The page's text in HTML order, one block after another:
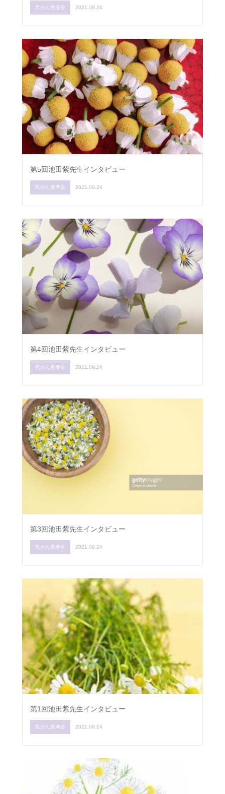
乳がん患者会 2021.09.24
第5回池田紫先生インタビュー
乳がん患者会 2021.09.24
第4回池田紫先生インタビュー
乳がん患者会 2021.09.24
第3回池田紫先生インタビュー
乳がん患者会 2021.09.24
第1回池田紫先生インタビュー
乳がん患者会 2021.09.24